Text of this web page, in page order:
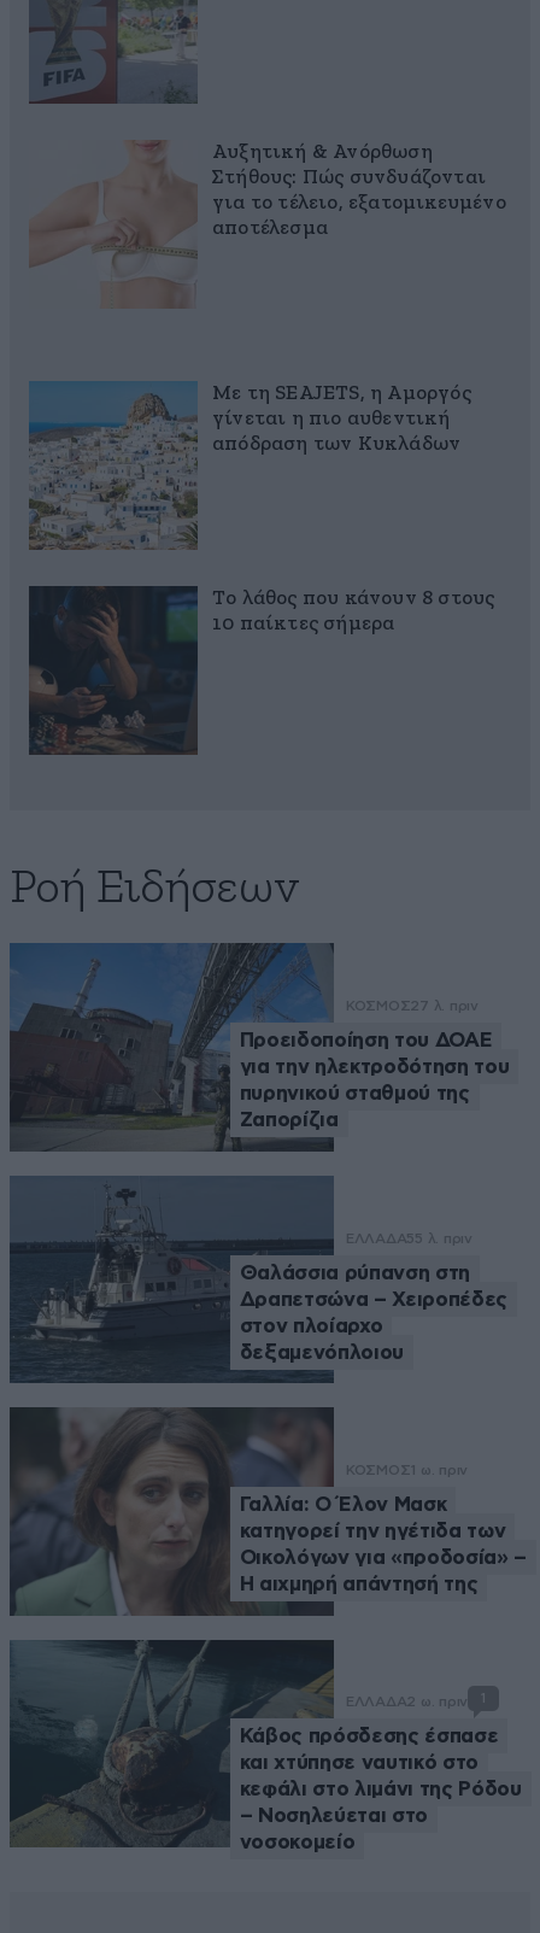
Αυξητική & Ανόρθωση
Στήθους: Πώς συνδυάζονται
για το τέλειο, εξατομικευμένο
αποτέλεσμα
Με τη SEAJETS, η Αμοργός
γίνεται η πιο αυθεντική
απόδραση των Κυκλάδων
Το λάθος που κάνουν 8 στους
10 παίκτες σήμερα
Ροή Ειδήσεων
ΚΟΣΜΟΣ27 λ. πριν
Προειδοποίηση του ΔΟΑΕ
για την ηλεκτροδότηση του
πυρηνικού σταθμού της
Ζαπορίζια
ΕΛΛΑΔΑ55 λ. πριν
Θαλάσσια ρύπανση στη
Δραπετσώνα – Χειροπέδες
στον πλοίαρχο
δεξαμενόπλοιου
ΚΟΣΜΟΣ 1 ω. πριν
Γαλλία: Ο Έλον Μασκ
κατηγορεί την ηγέτιδα των
Οικολόγων για «προδοσία» –
Η αιχμηρή απάντησή της
ΕΛΛΑΔΑ2 ω. πριν 1
Κάβος πρόσδεσης έσπασε
και χτύπησε ναυτικό στο
κεφάλι στο λιμάνι της Ρόδου
– Νοσηλεύεται στο
νοσοκομείο